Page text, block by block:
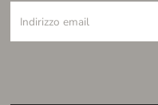
email